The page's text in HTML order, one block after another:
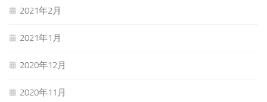
2021年2月
2021年1月
2020年12月
2020年11月